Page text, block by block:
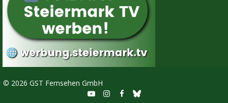
© 2026 GST Fernsehen GmbH
  